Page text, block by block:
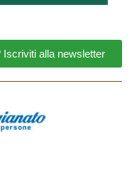
Iscriviti alla newsletter